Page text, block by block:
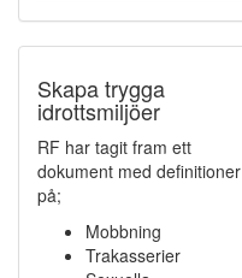
Skapa trygga
idrottsmiljöer
RF har tagit fram ett
dokument med definitioner
på;
Mobbning
Trakasserier